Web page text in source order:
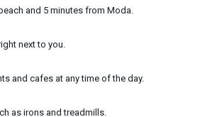
and 5 minutes from Moda.
next to you.
and cafes at any time of the day.
as irons and treadmills.